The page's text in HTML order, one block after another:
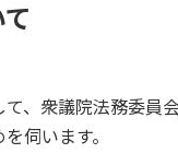
、衆議院法務委員
伺います。